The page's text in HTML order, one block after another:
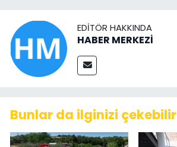
EDITÖR HAKKINDA
HABER MERKEZİ
Bunlar da ilginizi çekebilir